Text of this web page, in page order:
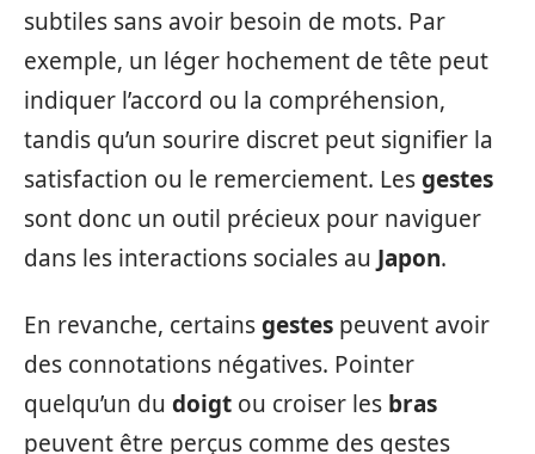
subtiles sans avoir besoin de mots. Par
exemple, un léger hochement de tête peut
indiquer l’accord ou la compréhension,
tandis qu’un sourire discret peut signifier la
satisfaction ou le remerciement. Lesgestes
sont donc un outil précieux pour naviguer
dans les interactions sociales au Japon.
En revanche, certainsgestes peuvent avoir
des connotations négatives. Pointer
quelqu’un du doigt ou croiser les bras
peuvent être perçus comme des gestes